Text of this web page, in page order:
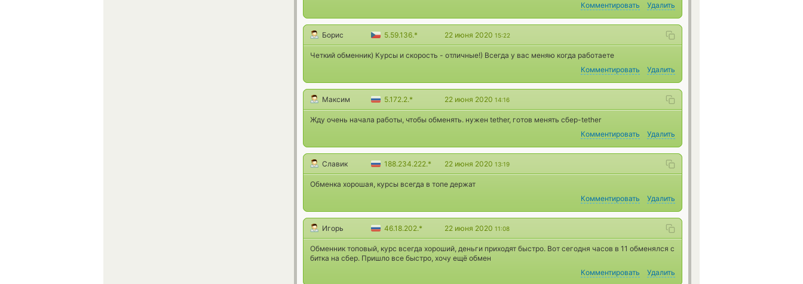
Комментировать
Удалить
Борис 5.59.136.* 22 июня 2020 15:22
Четкий обменник) Курсы и скорость - отличные!) Всегда у вас меняю когда работаете
Комментировать
Удалить
Максим 5.172.2.* 22 июня 2020 14:16
Жду очень начала работы, чтобы обменять. нужен tether, готов менять сбер-tether
Комментировать
Удалить
Славик 188.234.222.* 22 июня 2020 13:19
Обменка хорошая, курсы всегда в топе держат
Комментировать
Удалить
Игорь 46.18.202.* 22 июня 2020 11:08
Обменник топовый, курс всегда хороший, деньги приходят быстро. Вот сегодня часов в 11 обменялся с
битка на сбер. Пришло все быстро, хочу ещё обмен
Комментировать
Удалить